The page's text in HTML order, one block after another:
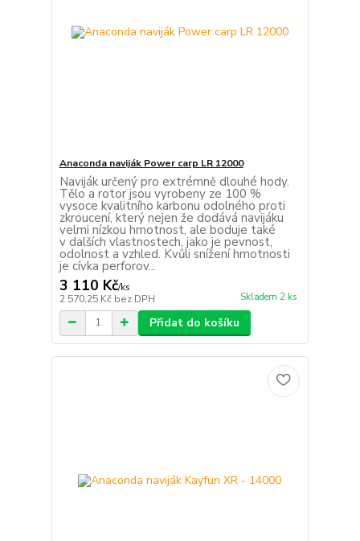
Anaconda naviják Power carp LR 12000
Naviják určený pro extrémně dlouhé hody.
Tělo a rotor jsou vyrobeny ze 100 %
vysoce kvalitního karbonu odolného proti
zkroucení, který nejen že dodává navijáku
velmi nízkou hmotnost, ale boduje také
v dalších vlastnostech, jako je pevnost,
odolnost a vzhled. Kvůli snížení hmotnosti
je cívka perforov...
3 110 Kč/ks
2 570,25 Kč bez DPH Skladem 2 ks
Přidat do košíku